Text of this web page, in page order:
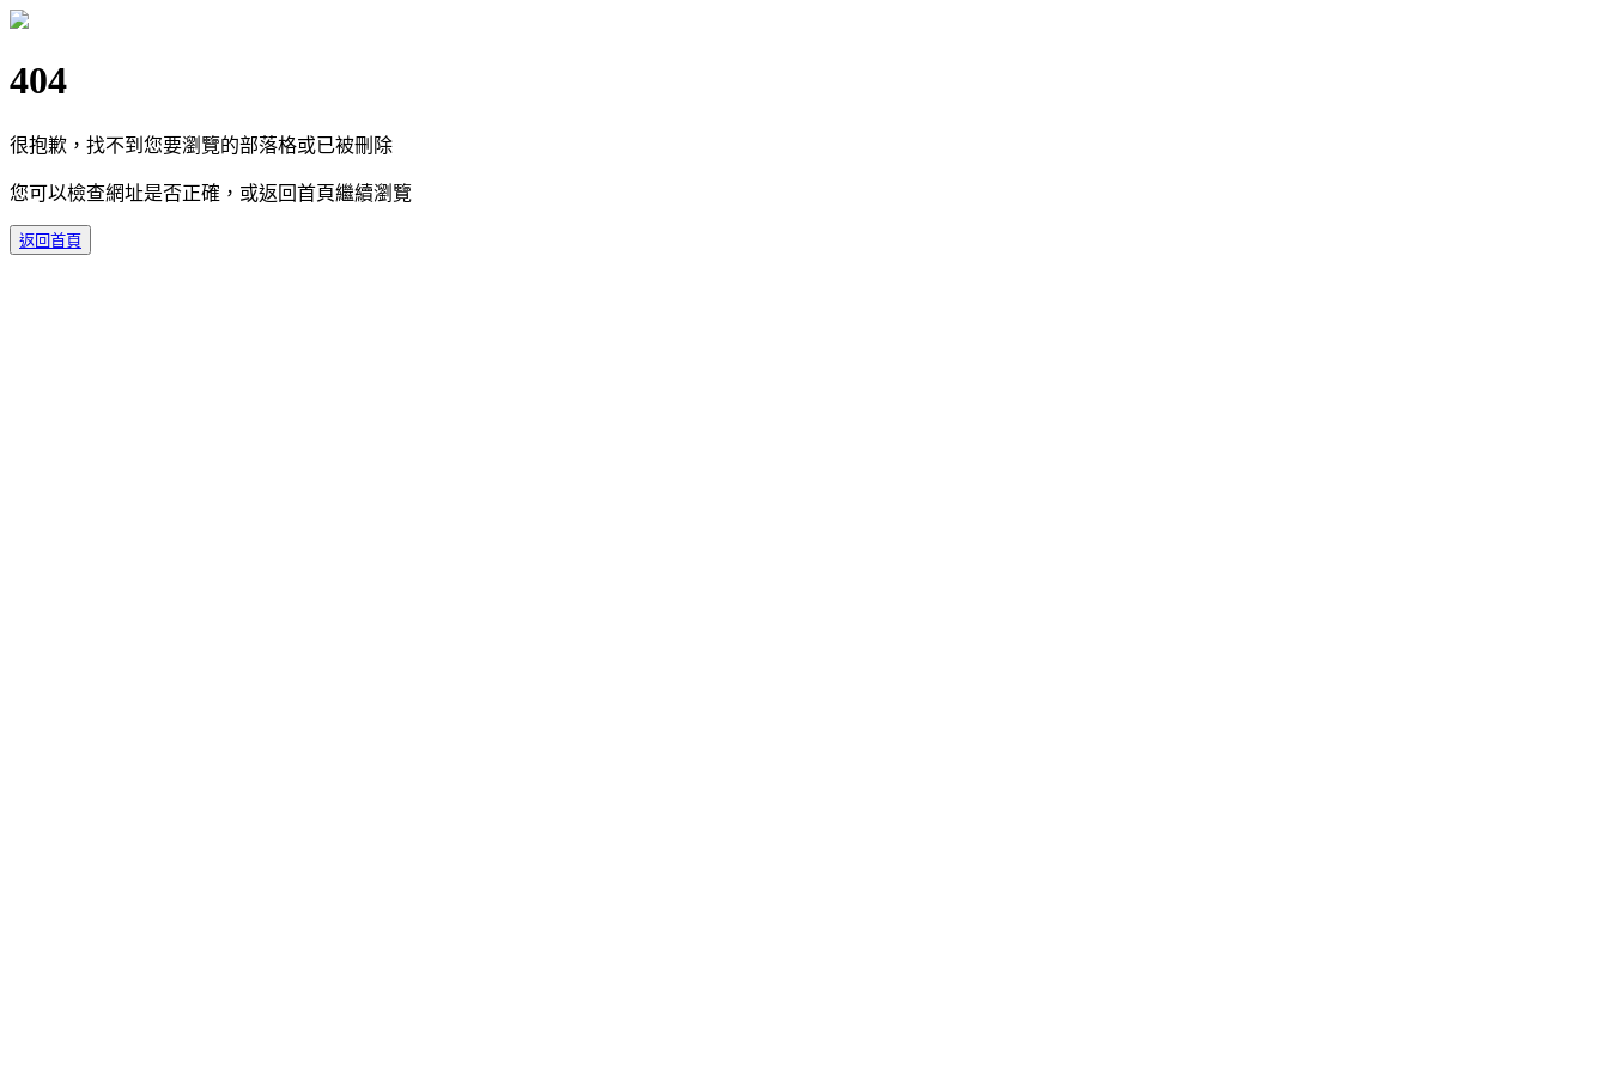
404
很抱歉，找不到您要瀏覽的部落格或已被刪除
您可以檢查網址是否正確，或返回首頁繼續瀏覽
返回首頁